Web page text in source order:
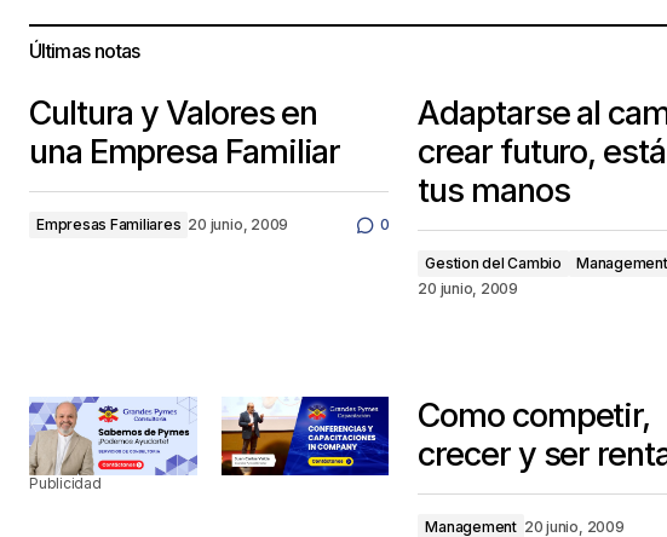
Últimas notas
Cultura y Valores en
una Empresa Familiar
Empresas Familiares 20 junio, 2009 0
Adaptarse al
crear futuro,
tus manos
Gestion del Cambio
Management
20 junio, 2009
Publicidad
Como competir,
crecer y ser
Management 20 junio, 2009